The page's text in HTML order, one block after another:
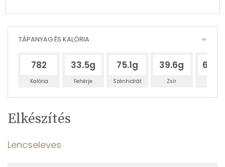
TÁPANYAG ÉS KALÓRIA
782
Kalória
33.5g
Fehérje
75.1g
Szénhidrát
39.6g
Zsír
Egy
adagban
4%
TÁPANYAGTARTALOM
Elkészítés
Lencseleves